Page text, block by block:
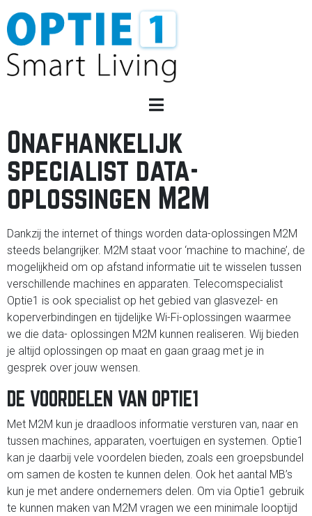
Onafhankelijk
specialist data-
oplossingen M2M
Dankzij the internet of things worden data-oplossingen M2M
steeds belangrijker. M2M staat voor ‘machine to machine’, de
mogelijkheid om op afstand informatie uit te wisselen tussen
verschillende machines en apparaten. Telecomspecialist
Optie1 is ook specialist op het gebied van glasvezel- en
koperverbindingen en tijdelijke Wi-Fi-oplossingen waarmee
we die data- oplossingen M2M kunnen realiseren. Wij bieden
je altijd oplossingen op maat en gaan graag met je in
gesprek over jouw wensen.
DE VOORDELEN VAN OPTIE1
Met M2M kun je draadloos informatie versturen van, naar en
tussen machines, apparaten, voertuigen en systemen. Optie1
kan je daarbij vele voordelen bieden, zoals een groepsbundel
om samen de kosten te kunnen delen. Ook het aantal MB’s
kun je met andere ondernemers delen. Om via Optie1 gebruik
te kunnen maken van M2M vragen we een minimale looptijd